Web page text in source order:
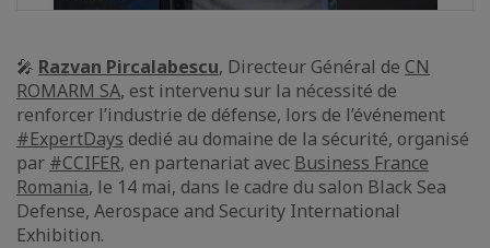
🎤 Razvan Pircalabescu, Directeur Général de CN
ROMARM SA, est intervenu sur la nécessité de
renforcer l’industrie de défense, lors de l’événement
#ExpertDays dedié au domaine de la sécurité, organisé
par #CCIFER, en partenariat avec Business France
Romania, le 14 mai, dans le cadre du salon Black Sea
Defense, Aerospace and Security International
Exhibition.